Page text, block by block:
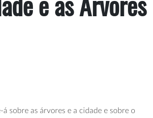
á sobre as árvores e a cidade e sobre o